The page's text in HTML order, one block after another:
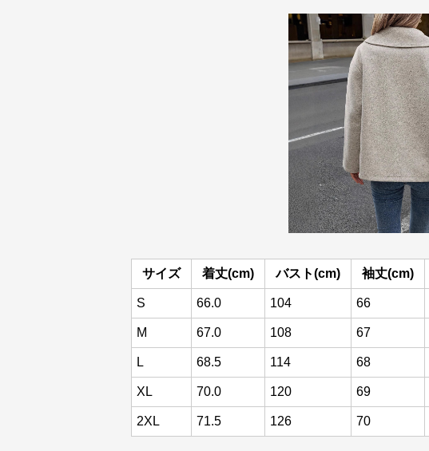
サイズ 着丈(cm) バスト(cm) 袖丈(cm)
S 66.0 104 66
M 67.0 108 67
L 68.5 114 68
XL 70.0 120 69
2XL 71.5 126 70